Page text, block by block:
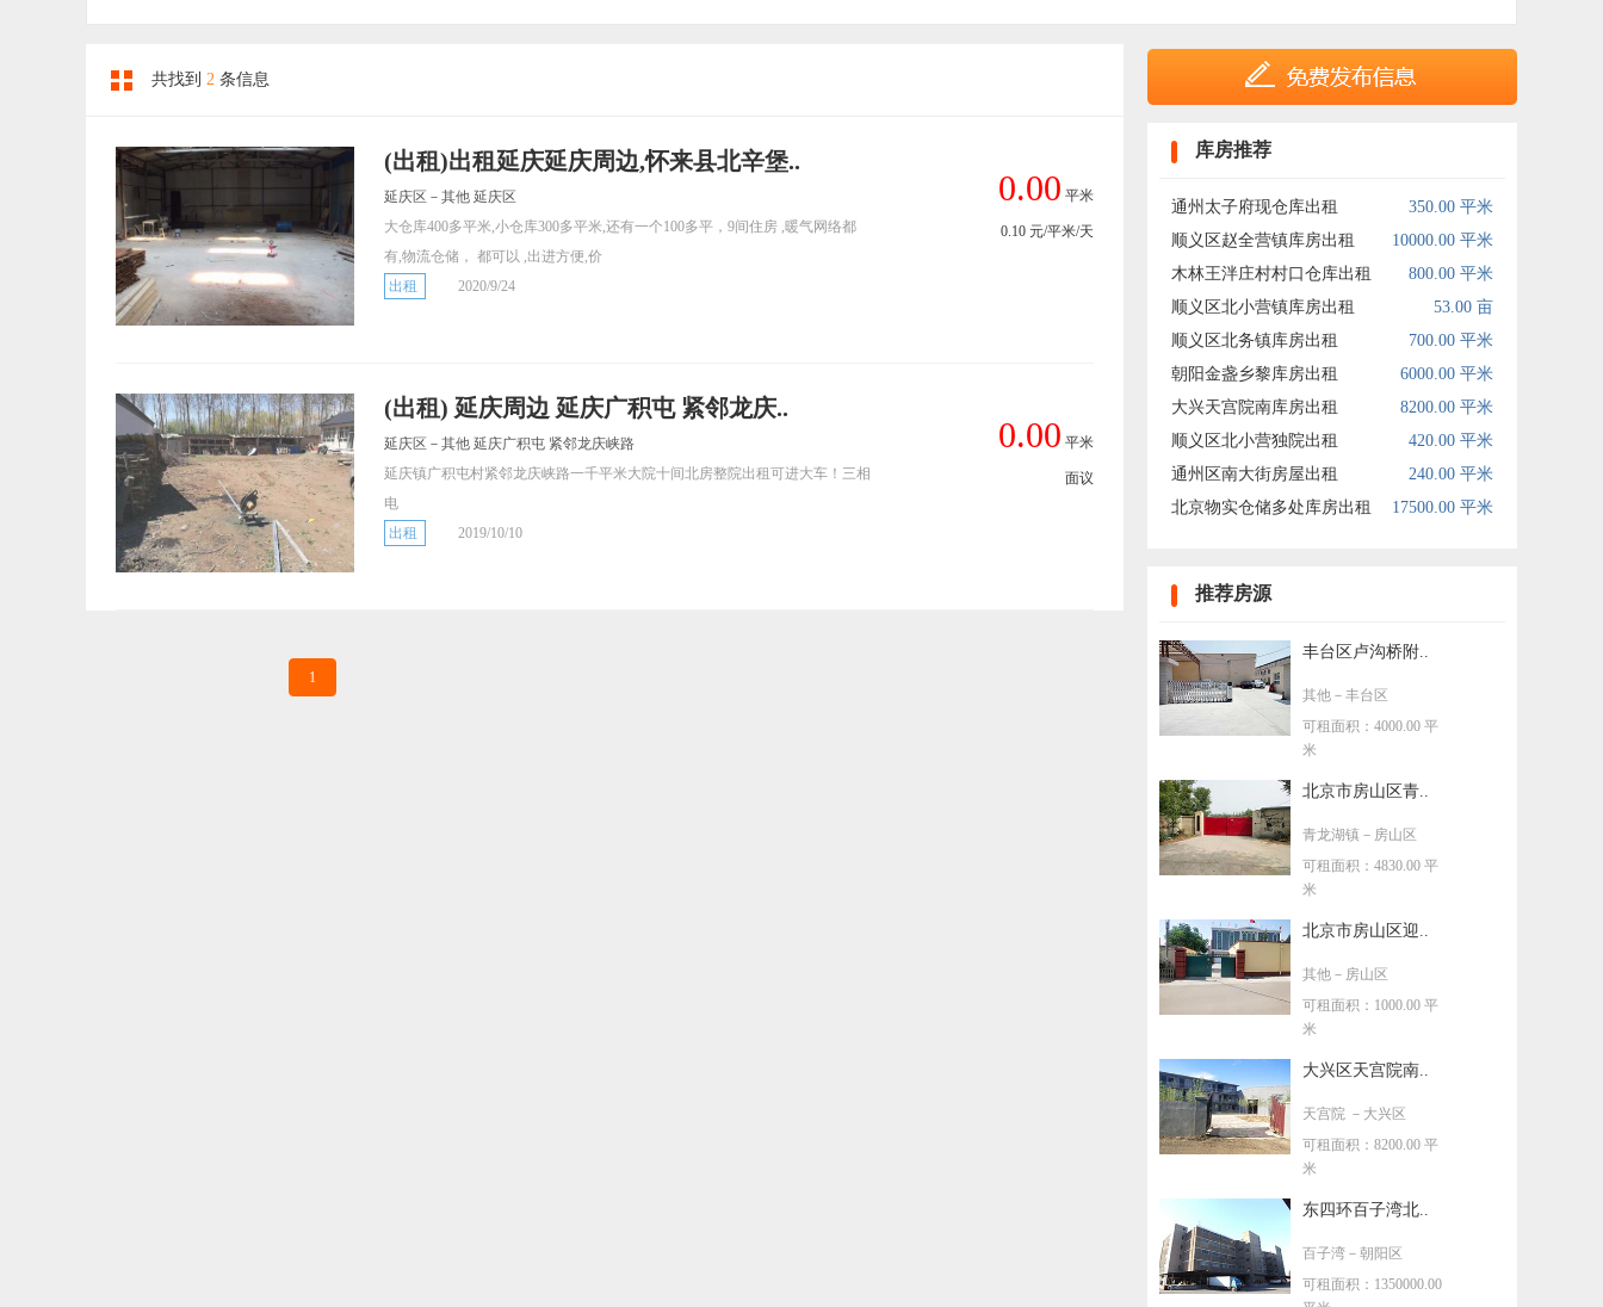
共找到 2 条信息
(出租)出租延庆延庆周边,怀来县北辛堡..
延庆区－其他 延庆区
大仓库400多平米,小仓库300多平米,还有一个100多平，9间住房 ,暖气网络都
有,物流仓储， 都可以 ,出进方便,价
出租
2020/9/24
0.00 平米
0.10 元/平米/天
(出租) 延庆周边 延庆广积屯 紧邻龙庆..
延庆区－其他 延庆广积屯 紧邻龙庆峡路
延庆镇广积屯村紧邻龙庆峡路一千平米大院十间北房整院出租可进大车！三相
电
出租
2019/10/10
0.00 平米
面议
1
库房推荐
通州太子府现仓库出租
350.00 平米
顺义区赵全营镇库房出租
10000.00 平米
木林王泮庄村村口仓库出租
800.00 平米
顺义区北小营镇库房出租
53.00 亩
顺义区北务镇库房出租
700.00 平米
朝阳金盏乡黎库房出租
6000.00 平米
大兴天宫院南库房出租
8200.00 平米
顺义区北小营独院出租
420.00 平米
通州区南大街房屋出租
240.00 平米
北京物实仓储多处库房出租
17500.00 平米
推荐房源
丰台区卢沟桥附..
其他 －丰台区
可租面积：4000.00 平
米
北京市房山区青..
青龙湖镇 －房山区
可租面积：4830.00 平
米
北京市房山区迎..
其他 －房山区
可租面积：1000.00 平
米
大兴区天宫院南..
天宫院 －大兴区
可租面积：8200.00 平
米
东四环百子湾北..
百子湾 －朝阳区
可租面积：1350000.00